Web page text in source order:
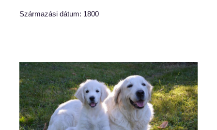
Származási dátum: 1800